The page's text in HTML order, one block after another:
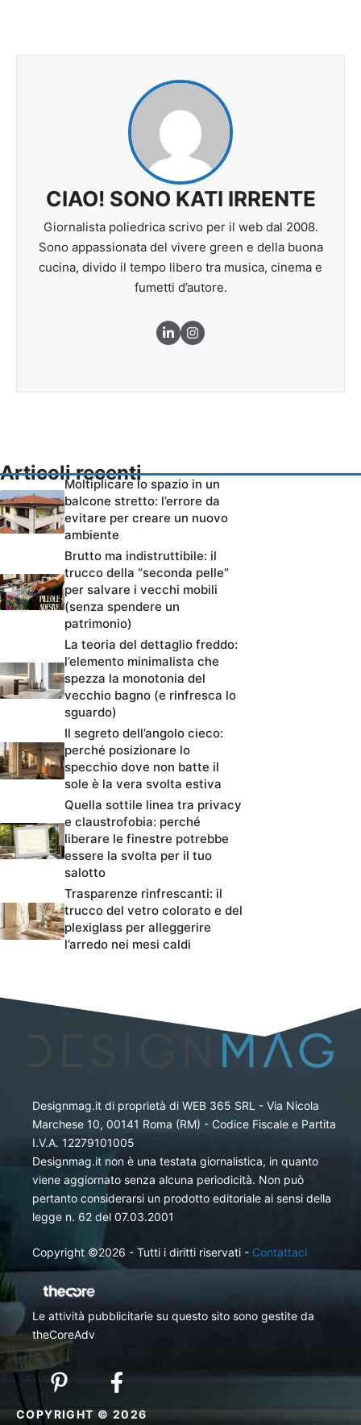
CIAO! SONO KATI IRRENTE
Giornalista poliedrica scrivo per il web dal 2008.
Sono appassionata del vivere green e della buona
cucina, divido il tempo libero tra musica, cinema e
fumetti d’autore.
Articoli recenti
Moltiplicare lo spazio in un
balcone stretto: l’errore da
evitare per creare un nuovo
ambiente
Brutto ma indistruttibile: il
trucco della “seconda pelle”
per salvare i vecchi mobili
(senza spendere un
patrimonio)
La teoria del dettaglio freddo:
l’elemento minimalista che
spezza la monotonia del
vecchio bagno (e rinfresca lo
sguardo)
Il segreto dell’angolo cieco:
perché posizionare lo
specchio dove non batte il
sole è la vera svolta estiva
Quella sottile linea tra privacy
e claustrofobia: perché
liberare le finestre potrebbe
essere la svolta per il tuo
salotto
Trasparenze rinfrescanti: il
trucco del vetro colorato e del
plexiglass per alleggerire
l’arredo nei mesi caldi
Designmag.it di proprietà di WEB 365 SRL - Via Nicola
Marchese 10, 00141 Roma (RM) - Codice Fiscale e Partita
I.V.A. 12279101005
Designmag.it non è una testata giornalistica, in quanto
viene aggiornato senza alcuna periodicità. Non può
pertanto considerarsi un prodotto editoriale ai sensi della
legge n. 62 del 07.03.2001
Copyright ©2026 - Tutti i diritti riservati - Contattaci
Le attività pubblicitarie su questo sito sono gestite da
theCoreAdv
COPYRIGHT © 2026